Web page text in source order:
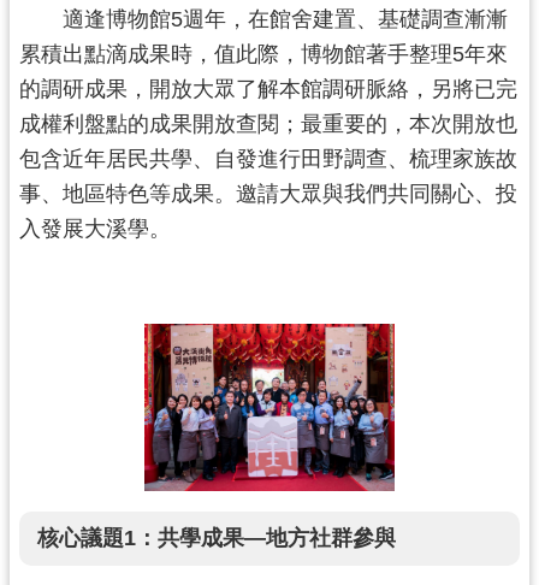
工
園
地
出
版
品
與
站
適逢博物館5週年，在館舍建置、基礎調查漸漸
累積出點滴成果時，值此際，博物館著手整理5年來
的調研成果，開放大眾了解本館調研脈絡，另將已完
成權利盤點的成果開放查閱；最重要的，本次開放也
包含近年居民共學、自發進行田野調查、梳理家族故
事、地區特色等成果。邀請大眾與我們共同關心、投
入發展大溪學。
核心議題1：共學成果—地方社群參與